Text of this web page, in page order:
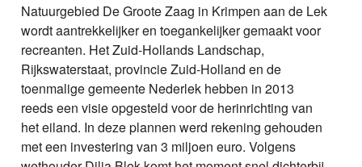
Natuurgebied De Groote Zaag in Krimpen aan de Lek
wordt aantrekkelijker en toegankelijker gemaakt voor
recreanten. Het Zuid-Hollands Landschap,
Rijkswaterstaat, provincie Zuid-Holland en de
toenmalige gemeente Nederlek hebben in 2013
reeds een visie opgesteld voor de herinrichting van
het eiland. In deze plannen werd rekening gehouden
met een investering van 3 miljoen euro. Volgens